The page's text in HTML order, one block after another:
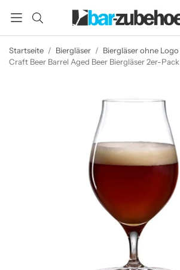
Startseite / Biergläser / Biergläser ohne Logo
Craft Beer Barrel Aged Beer Biergläser 2er-Pack